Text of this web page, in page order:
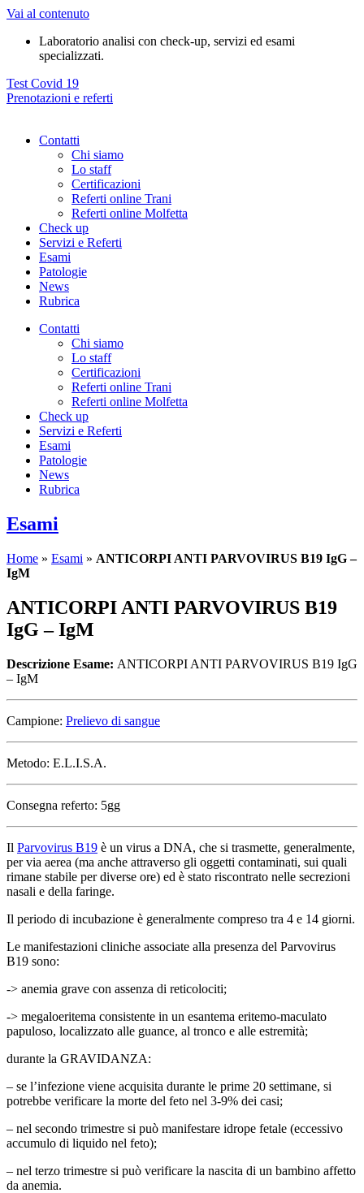
Vai al contenuto
Laboratorio analisi con check-up, servizi ed esami
specializzati.
Test Covid 19
Prenotazioni e referti
Contatti
Chi siamo
Lo staff
Certificazioni
Referti online Trani
Referti online Molfetta
Check up
Servizi e Referti
Esami
Patologie
News
Rubrica
Contatti
Chi siamo
Lo staff
Certificazioni
Referti online Trani
Referti online Molfetta
Check up
Servizi e Referti
Esami
Patologie
News
Rubrica
Esami
Home » Esami » ANTICORPI ANTI PARVOVIRUS B19 IgG –
IgM
ANTICORPI ANTI PARVOVIRUS B19
IgG – IgM
Descrizione Esame: ANTICORPI ANTI PARVOVIRUS B19 IgG
– IgM
Campione: Prelievo di sangue
Metodo: E.L.I.S.A.
Consegna referto: 5gg
Il Parvovirus B19 è un virus a DNA, che si trasmette, generalmente,
per via aerea (ma anche attraverso gli oggetti contaminati, sui quali
rimane stabile per diverse ore) ed è stato riscontrato nelle secrezioni
nasali e della faringe.
Il periodo di incubazione è generalmente compreso tra 4 e 14 giorni.
Le manifestazioni cliniche associate alla presenza del Parvovirus
B19 sono:
-> anemia grave con assenza di reticolociti;
-> megaloeritema consistente in un esantema eritemo-maculato
papuloso, localizzato alle guance, al tronco e alle estremità;
durante la GRAVIDANZA:
– se l’infezione viene acquisita durante le prime 20 settimane, si
potrebbe verificare la morte del feto nel 3-9% dei casi;
– nel secondo trimestre si può manifestare idrope fetale (eccessivo
accumulo di liquido nel feto);
– nel terzo trimestre si può verificare la nascita di un bambino affetto
da anemia.